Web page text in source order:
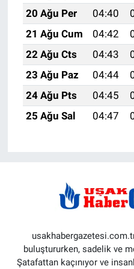
20 Ağu Per
04:40
21 Ağu Cum
04:42
22 Ağu Cts
04:43
23 Ağu Paz
04:44
24 Ağu Pts
04:45
25 Ağu Sal
04:47
buluştururken, sadelik ve
Şatafattan kaçınıyor ve